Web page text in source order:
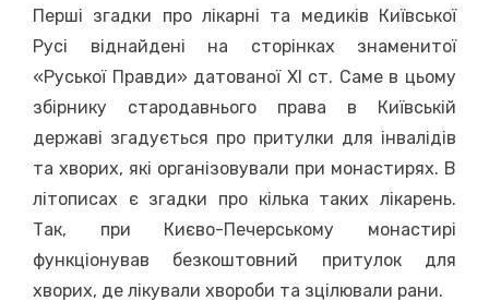
Перші згадки про лікарні та медиків Київської
Русі віднайдені на сторінках знаменитої
«Руської Правди» датованої ХІ ст. Саме в цьому
збірнику стародавнього права в Київській
державі згадується про притулки для інвалідів
та хворих, які організовували при монастирях. В
літописах є згадки про кілька таких лікарень.
Так, при Києво-Печерському монастирі
функціонував безкоштовний притулок для
хворих, де лікували хвороби та зцілювали рани.